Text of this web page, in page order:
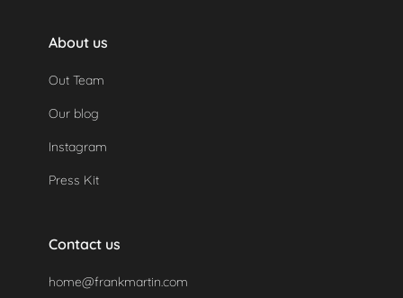
About us
Out Team
Our blog
Instagram
Press Kit
Contact us
home@frankmartin.com